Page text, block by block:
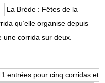
La Brède : Fêtes de la
qu’elle organise depuis
une corrida sur deux.
entrées pour cinq corridas et